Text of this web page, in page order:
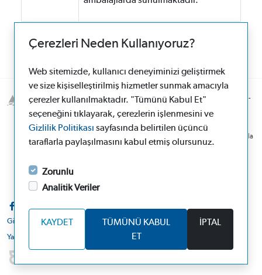
© 2026 Santa Farma İlaç Sanayii A.Ş Boruçiçeği Sok. No:16 34382 Şişli-
Bilgiler, bir hekim veya eczacıya danışmanın yerine geçemez. Daha fazla
bilgi için bir hekime ve/veya bir eczacıya başvurunuz.
ve taleplerinizi bize
Son Güncelleme: 04.08.2026
Gizlilik Politikası
Yasal Uyarı
Çerezleri Neden Kullanıyoruz?
Web sitemizde, kullanıcı deneyiminizi geliştirmek
ve size kişiselleştirilmiş hizmetler sunmak amacıyla
çerezler kullanılmaktadır. "Tümünü Kabul Et"
seçeneğini tıklayarak, çerezlerin işlenmesini ve
Gizlilik Politikası sayfasında belirtilen üçüncü
taraflarla paylaşılmasını kabul etmiş olursunuz.
Zorunlu
Analitik Veriler
KAYDET
TÜMÜNÜ KABUL
ET
İPTAL